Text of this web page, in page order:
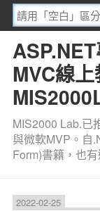
MVC線
MIS2000 Lab.已
與微軟MVP。自
Form)書籍，也
2022-02-25